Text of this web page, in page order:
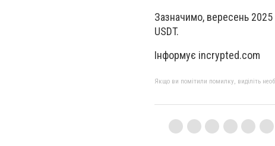
Зазначимо, вересень
USDT.
Інформує incrypted.com
Якщо ви помітили помилку, виділіть